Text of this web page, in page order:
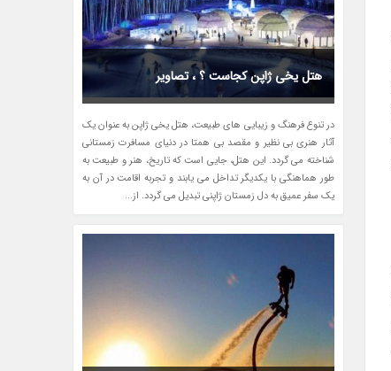
هتل یخی ژاپن کجاست ؟ ، تصاویر
در تنوع فرهنگ و زیبایی های طبیعت، هتل یخی ژاپن به عنوان یک
آثار هنری بی نظیر و مقصد بی همتا در دنیای مسافرت زمستانی
شناخته می گردد. این هتل، جایی است که تاریخ، هنر و طبیعت به
طور هماهنگی با یکدیگر تداخل می یابند و تجربه اقامت در آن به
یک سفر عمیق به دل زمستان ژاپنی تبدیل می گردد. از...